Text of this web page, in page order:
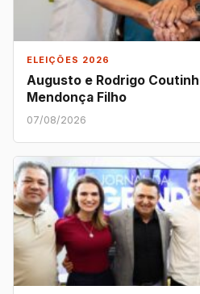
ELEIÇÕES 2026
Augusto e Rodrigo
Mendonça Filho
07/08/2026